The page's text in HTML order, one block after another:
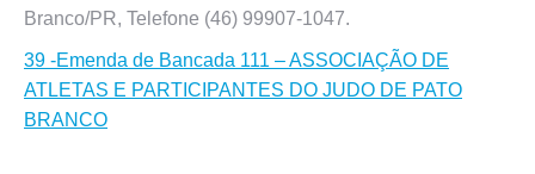
Branco/PR, Telefone (46) 99907-1047.
39 -Emenda de Bancada 111 – ASSOCIAÇÃO DE
ATLETAS E PARTICIPANTES DO JUDO DE PATO
BRANCO